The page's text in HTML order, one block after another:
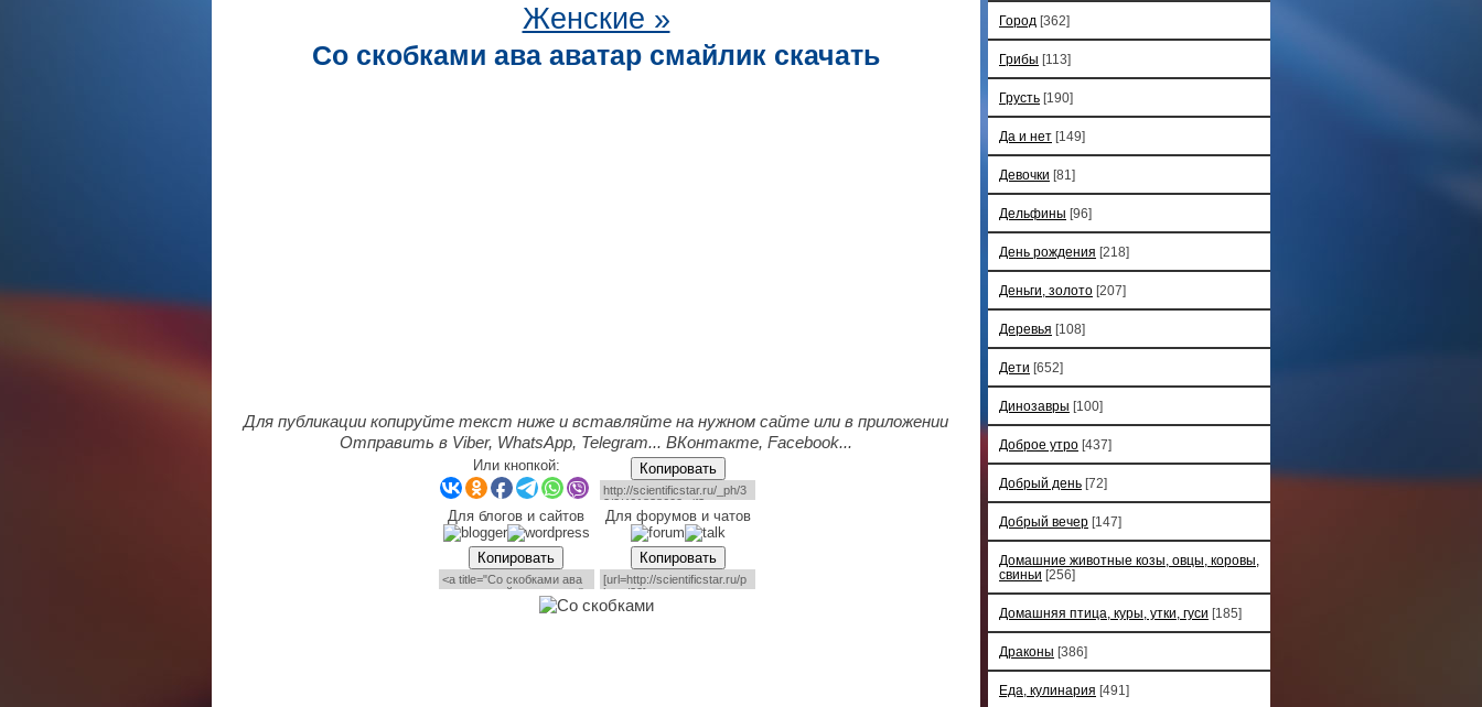
Женские »
Со скобками ава аватар смайлик скачать
Для публикации копируйте текст ниже и вставляйте на нужном сайте или в приложении
Отправить в Viber, WhatsApp, Telegram... ВКонтакте, Facebook...
Или кнопкой: Копировать
Для блогов и сайтов Для форумов и чатов
Копировать Копировать
Город [362]
Грибы [113]
Грусть [190]
Да и нет [149]
Девочки [81]
Дельфины [96]
День рождения [218]
Деньги, золото [207]
Деревья [108]
Дети [652]
Динозавры [100]
Доброе утро [437]
Добрый день [72]
Добрый вечер [147]
Домашние животные козы, овцы, коровы,
свиньи [256]
Домашняя птица, куры, утки, гуси [185]
Драконы [386]
Еда, кулинария [491]